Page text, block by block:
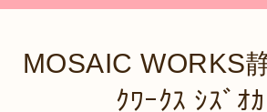
MOSAIC WORKS
ｸﾜｰｸｽ ｼｽﾞｵｶ